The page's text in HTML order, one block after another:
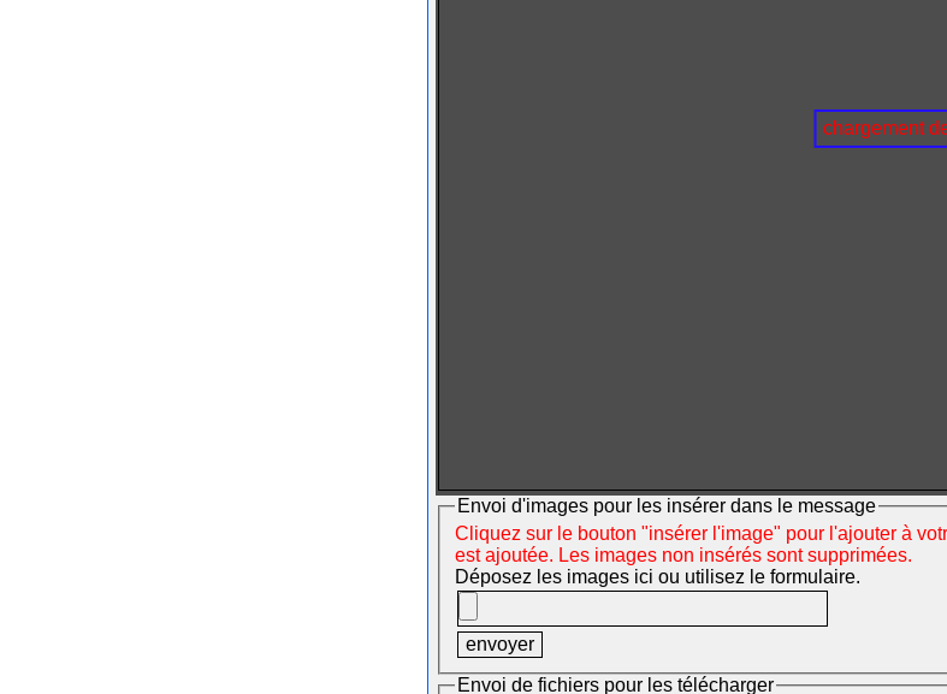
chargement
Envoi d'images pour les insérer dans le message
Cliquez sur le bouton "insérer l'image" pour l'ajouter à
est ajoutée. Les images non insérés sont supprimées.
Déposez les images ici ou utilisez le formulaire.
Envoi de fichiers pour les télécharger